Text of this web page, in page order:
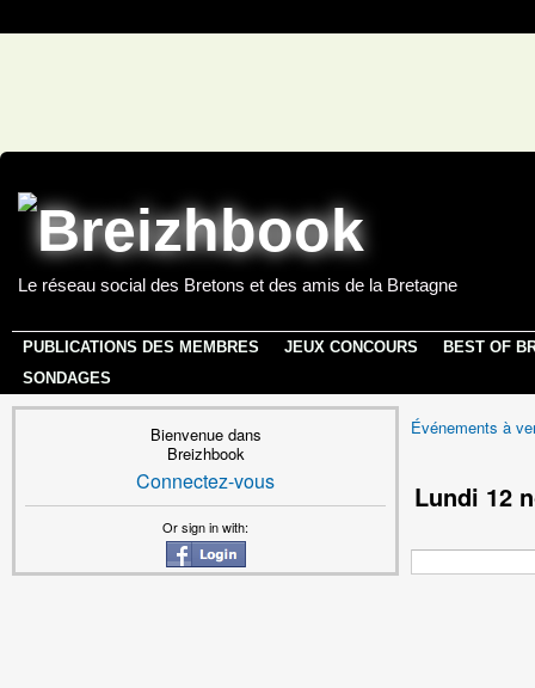
Le réseau social des Bretons et des amis de la Bretagne
PUBLICATIONS DES MEMBRES JEUX CONCOURS
BEST OF
SONDAGES
Bienvenue dans
Breizhbook
Connectez-vous
Or sign in with:
Événements à
Lundi 12